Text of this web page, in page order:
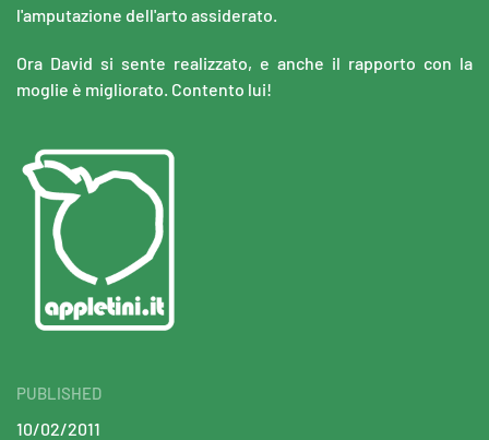
l'amputazione dell'arto assiderato.
Ora David si sente realizzato, e anche il rapporto con la
moglie è migliorato. Contento lui!
PUBLISHED
10/02/2011